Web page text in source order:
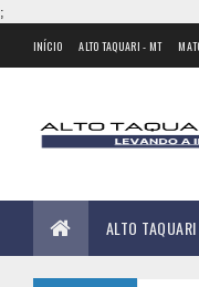
;
INÍCIO ALTO TAQUARI - MT
ALTO TAQUARI